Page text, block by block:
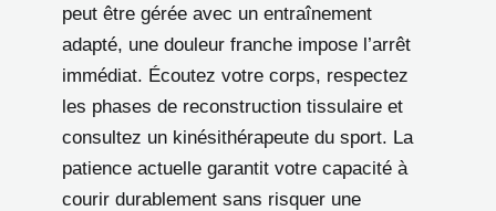
peut être gérée avec un entraînement
adapté, une douleur franche impose l’arrêt
immédiat. Écoutez votre corps, respectez
les phases de reconstruction tissulaire et
consultez un kinésithérapeute du sport. La
patience actuelle garantit votre capacité à
courir durablement sans risquer une